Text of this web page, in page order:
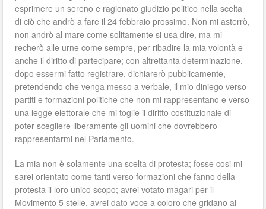
esprimere un sereno e ragionato giudizio politico nella scelta
di ciò che andrò a fare il 24 febbraio prossimo. Non mi asterrò,
non andrò al mare come solitamente si usa dire, ma mi
recherò alle urne come sempre, per ribadire la mia volontà e
anche il diritto di partecipare; con altrettanta determinazione,
dopo essermi fatto registrare, dichiarerò pubblicamente,
pretendendo che venga messo a verbale, il mio diniego verso
partiti e formazioni politiche che non mi rappresentano e verso
una legge elettorale che mi toglie il diritto costituzionale di
poter scegliere liberamente gli uomini che dovrebbero
rappresentarmi nel Parlamento.
La mia non è solamente una scelta di protesta; fosse cosi mi
sarei orientato come tanti verso formazioni che fanno della
protesta il loro unico scopo; avrei votato magari per il
Movimento 5 stelle, avrei dato voce a coloro che gridano al